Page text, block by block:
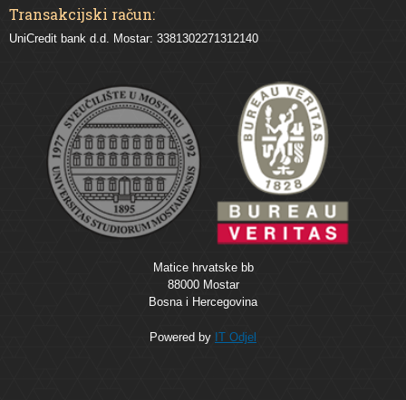
Transakcijski račun:
UniCredit bank d.d. Mostar: 3381302271312140
Matice hrvatske bb
88000 Mostar
Bosna i Hercegovina
Powered by IT Odjel